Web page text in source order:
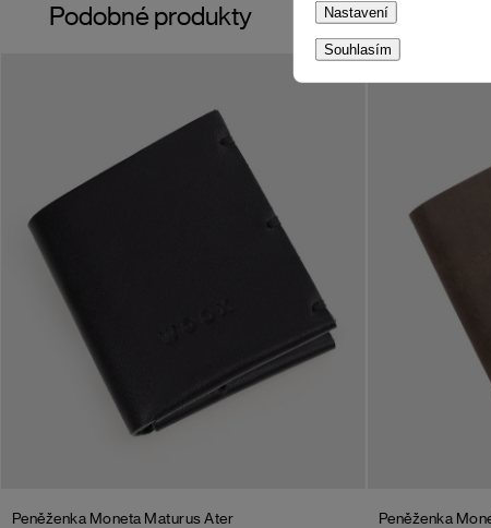
Nastavení
Souhlasím
Podobné produkty
Peněženka Moneta Maturus Ater Peněženka